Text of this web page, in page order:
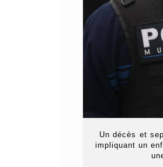
Un décès et
impliquant un